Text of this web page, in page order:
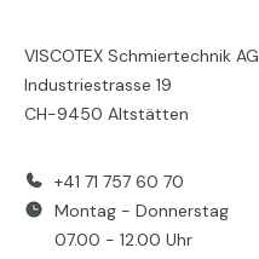
VISCOTEX Schmiertechnik AG
Industriestrasse 19
CH-9450 Altstätten
+41 71 757 60 70
Montag - Donnerstag
07.00 - 12.00 Uhr